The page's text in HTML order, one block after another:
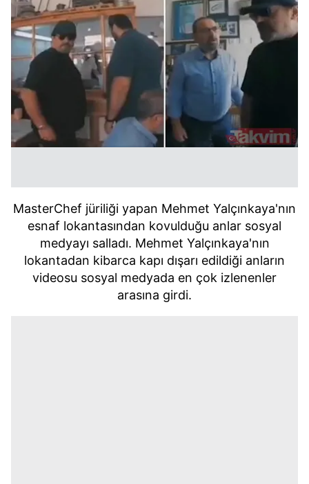
MasterChef jüriliği yapan Mehmet Yalçınkaya'nın
esnaf lokantasından kovulduğu anlar sosyal
medyayı salladı. Mehmet Yalçınkaya'nın
lokantadan kibarca kapı dışarı edildiği anların
videosu sosyal medyada en çok izlenenler
arasına girdi.